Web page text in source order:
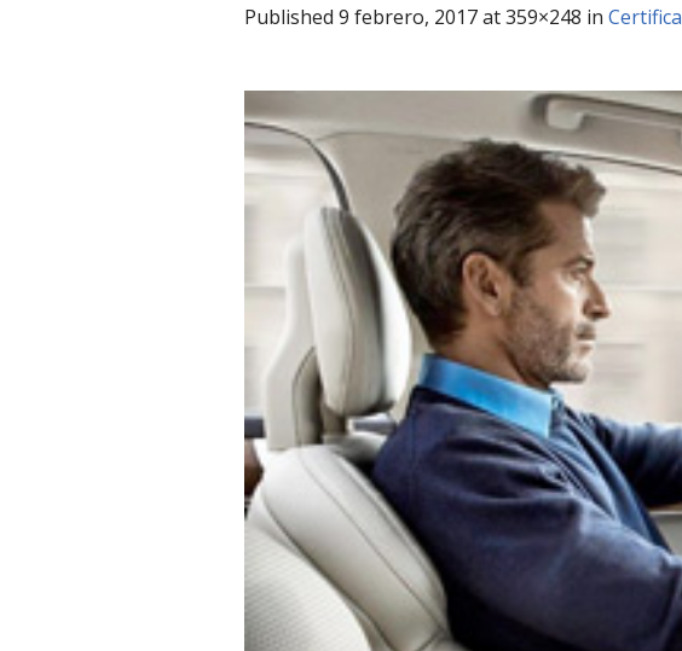
Published 9 febrero, 2017at 359×248 in